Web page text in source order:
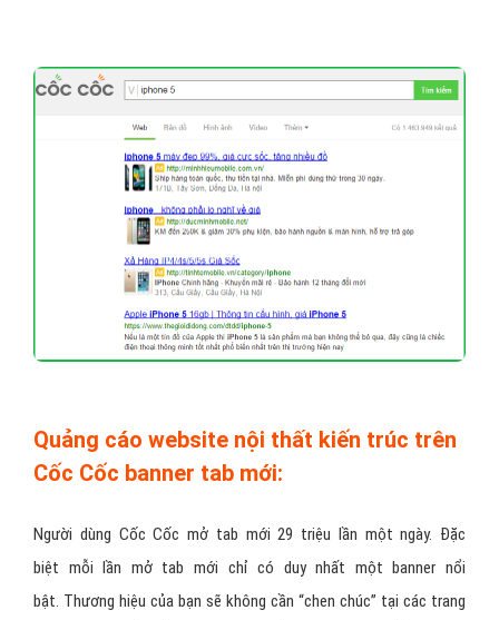
Quảng cáo website nội thất kiến trúc trên
Cốc Cốc banner tab mới:
Người dùng Cốc Cốc mở tab mới 29 triệu lần một ngày. Đặc
biệt mỗi lần mở tab mới chỉ có duy nhất một banner nổi
bật. Thương hiệu của bạn sẽ không cần “chen chúc” tại các trang